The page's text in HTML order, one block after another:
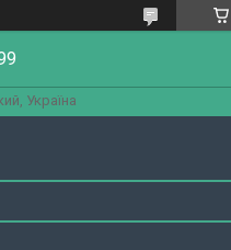
Україна